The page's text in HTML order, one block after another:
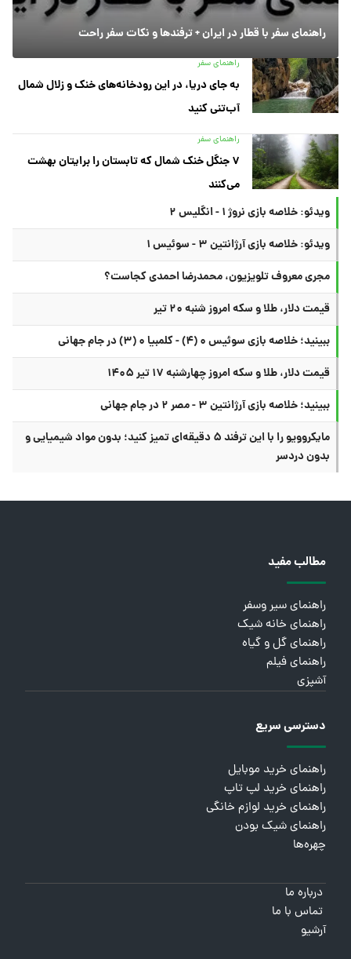
راهنمای سفر با قطار در ایران + ترفندها و نکات سفر راحت
راهنمای سفر
به جای دریا، در این رودخانه‌های خنک و زلال شمال
آب‌تنی کنید
راهنمای سفر
۷ جنگل خنک شمال که تابستان را برایتان بهشت
می‌کنند
ویدئو: خلاصه بازی نروژ ۱ - انگلیس ۲
ویدئو: خلاصه بازی آرژانتین ۳ - سوئیس ۱
مجری معروف تلویزیون، محمدرضا احمدی کجاست؟
قیمت دلار، طلا و سکه امروز شنبه ۲۰ تیر
ببینید؛ خلاصه بازی سوئیس ۰ (۴) - کلمبیا ۰ (۳) در جام جهانی
قیمت دلار، طلا و سکه امروز چهارشنبه ۱۷ تیر ۱۴۰۵
ببینید؛ خلاصه بازی آرژانتین ۳ - مصر ۲ در جام جهانی
مایکروویو را با این ترفند ۵ دقیقه‌ای تمیز کنید؛ بدون مواد شیمیایی و
بدون دردسر
مطالب مفید
راهنمای سیر وسفر
راهنمای خانه شیک
راهنمای گل و گیاه
راهنمای فیلم
آشپزی
دسترسی سریع
راهنمای خرید موبایل
راهنمای خرید لپ تاپ
راهنمای خرید لوازم خانگی
راهنمای شیک بودن
چهره‌ها
درباره ما
تماس با ما
آرشیو